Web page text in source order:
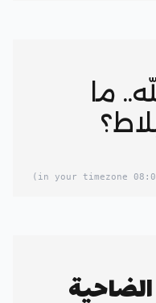
ما